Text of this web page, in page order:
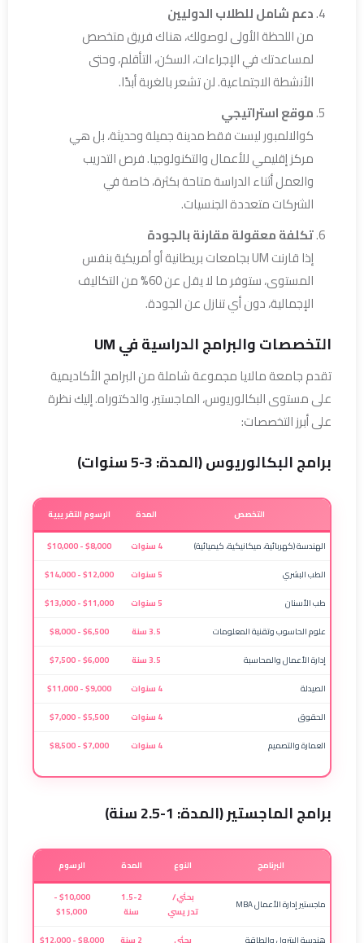
دعم شامل للطلاب الدوليين
من اللحظة الأولى لوصولك، هناك فريق متخصص
لمساعدتك في الإجراءات، السكن، التأقلم، وحتى
الأنشطة الاجتماعية. لن تشعر بالغربة أبدًا.
موقع استراتيجي
كوالالمبور ليست فقط مدينة جميلة وحديثة، بل هي
مركز إقليمي للأعمال والتكنولوجيا. فرص التدريب
والعمل أثناء الدراسة متاحة بكثرة، خاصة في
الشركات متعددة الجنسيات.
تكلفة معقولة مقارنة بالجودة
إذا قارنت UM بجامعات بريطانية أو أمريكية بنفس
المستوى، ستوفر ما لا يقل عن 60% من التكاليف
الإجمالية، دون أي تنازل عن الجودة.
التخصصات والبرامج الدراسية في UM
تقدم جامعة مالايا مجموعة شاملة من البرامج الأكاديمية
على مستوى البكالوريوس، الماجستير، والدكتوراه. إليك نظرة
على أبرز التخصصات:
برامج البكالوريوس (المدة: 3-5 سنوات)
التخصص المدة الرسوم التقريبية
الهندسة (كهربائية، ميكانيكية، كيميائية) 4 سنوات
$8,000 - $10,000
الطب البشري
5 سنوات
$12,000 - $14,000
طب الأسنان
5 سنوات
$11,000 - $13,000
علوم الحاسوب وتقنية المعلومات
3.5 سنة
$6,500 - $8,000
إدارة الأعمال والمحاسبة
3.5 سنة
$6,000 - $7,500
الصيدلة
4 سنوات
$9,000 - $11,000
الحقوق
4 سنوات
$5,500 - $7,000
العمارة والتصميم
4 سنوات $7,000 - $8,500
برامج الماجستير (المدة: 1-2.5 سنة)
البرنامج النوع المدة الرسوم
ماجستير إدارة الأعمال MBA
بحثي/
تدريسي
1.5-2
سنة
$10,000 -
$15,000